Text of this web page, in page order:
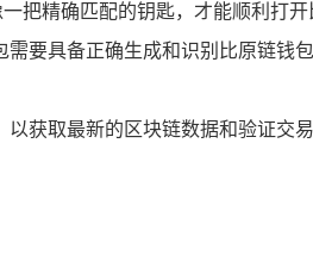
把精确匹配的钥匙，才能顺利打开
要具备正确生成和识别比原链
获取最新的区块链数据和验证